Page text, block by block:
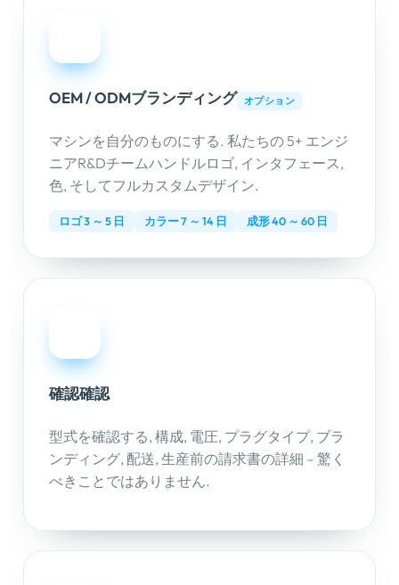
OEM / ODMブランディング オプション
マシンを自分のものにする. 私たちの 5+ エンジ
ニアR&Dチームハンドルロゴ, インタフェース,
色, そしてフルカスタムデザイン.
ロゴ 3 ～ 5 日 カラー 7 ～ 14 日 成形 40 ～ 60 日
確認確認
型式を確認する, 構成, 電圧, プラグタイプ, ブラ
ンディング, 配送, 生産前の請求書の詳細 – 驚く
べきことではありません.